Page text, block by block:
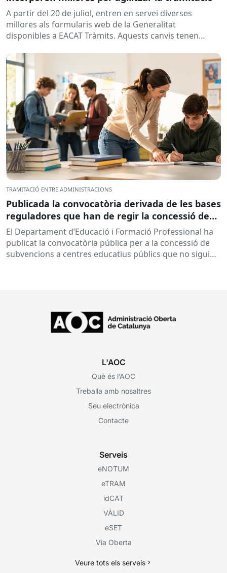
A partir del 20 de juliol, entren en servei diverses
millores als formularis web de la Generalitat
disponibles a EACAT Tràmits. Aquests canvis tenen
TRAMITACIÓ ENTRE ADMINISTRACIONS
Publicada la convocatòria derivada de les bases
reguladores que han de regir la concessió de
subvencions a centres educatius, per al
desenvolupament de programes de formació i
inserció, durant el curs 2026-2027
El Departament d’Educació i Formació Professional ha
publicat la convocatòria pública per a la concessió de
subvencions a centres educatius públics que no siguin
L'AOC
Què és l’AOC
Treballa amb nosaltres
Seu electrònica
Contacte
Serveis
eNOTUM
eTRAM
idCAT
VÀLID
eSET
Via Oberta
Veure tots els serveis